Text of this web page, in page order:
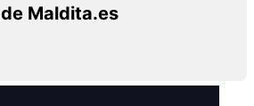
Maldita.es